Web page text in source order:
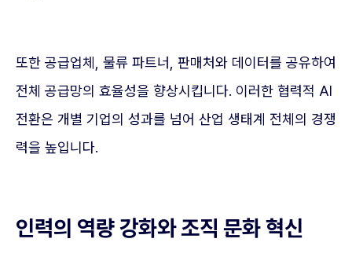
또한 공급업체, 물류 파트너, 판매처와 데이터를 공유하여
전체 공급망의 효율성을 향상시킵니다. 이러한 협력적 AI
전환은 개별 기업의 성과를 넘어 산업 생태계 전체의 경쟁
력을 높입니다.
인력의 역량 강화와 조직 문화 혁신